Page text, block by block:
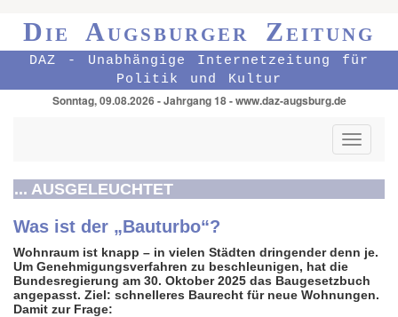
Die Augsburger Zeitung
DAZ - Unabhängige Internetzeitung für
Politik und Kultur
Sonntag, 09.08.2026 - Jahrgang 18 - www.daz-augsburg.de
Toggle
... AUSGELEUCHTET
Was ist der „Bauturbo“?
Wohnraum ist knapp – in vielen Städten dringender denn je.
Um Genehmigungs­verfahren zu beschleu­nigen, hat die
Bundes­regierung am 30. Oktober 2025 das Baugesetz­buch
angepasst. Ziel: schnelleres Baurecht für neue Wohnungen.
Damit zur Frage: